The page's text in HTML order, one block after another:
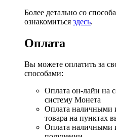
Более детально со
ознакомиться здесь.
Оплата
Вы можете оплатить за
способами:
Оплата он-лайн на
систему Монета
Оплата наличными
товара на пунктах
Оплата наличными